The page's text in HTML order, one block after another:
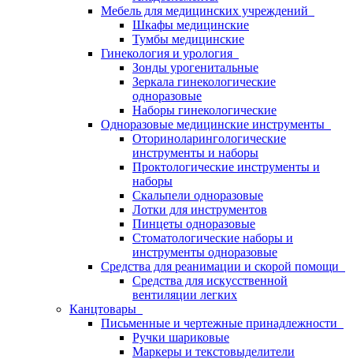
Мебель для медицинских учреждений
Шкафы медицинские
Тумбы медицинские
Гинекология и урология
Зонды урогенитальные
Зеркала гинекологические
одноразовые
Наборы гинекологические
Одноразовые медицинские инструменты
Оториноларингологические
инструменты и наборы
Проктологические инструменты и
наборы
Скальпели одноразовые
Лотки для инструментов
Пинцеты одноразовые
Стоматологические наборы и
инструменты одноразовые
Средства для реанимации и скорой помощи
Средства для искусственной
вентиляции легких
Канцтовары
Письменные и чертежные принадлежности
Ручки шариковые
Маркеры и текстовыделители